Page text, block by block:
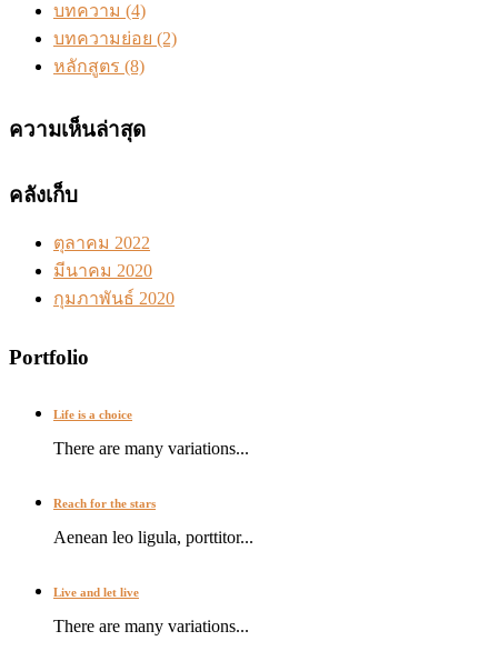
บทความ (4)
บทความย่อย (2)
หลักสูตร (8)
ความเห็นล่าสุด
คลังเก็บ
ตุลาคม 2022
มีนาคม 2020
กุมภาพันธ์ 2020
Portfolio
Life is a choice
There are many variations...
Reach for the stars
Aenean leo ligula, porttitor...
Live and let live
There are many variations...